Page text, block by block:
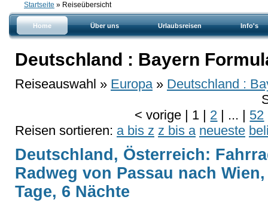
Startseite » Reiseübersicht
Home Über uns Urlaubsreisen Info's
Deutschland : Bayern
Reiseauswahl » Europa » Deutschland :
<vorige | 1 | 2 | ... | 52
Reisen sortieren: a bis z z bis a neueste
Deutschland, Österreich:
Radweg von Passau nach
Tage, 6 Nächte